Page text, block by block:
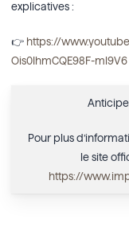
explicatives :
👉 https://
Ois0IhmCQE98F-ml9V6
Pour plus
le site
https://